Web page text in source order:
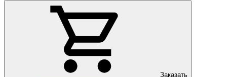
Заказать